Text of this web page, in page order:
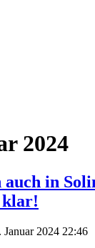
2024
auch in
klar!
Januar 2024 22:46